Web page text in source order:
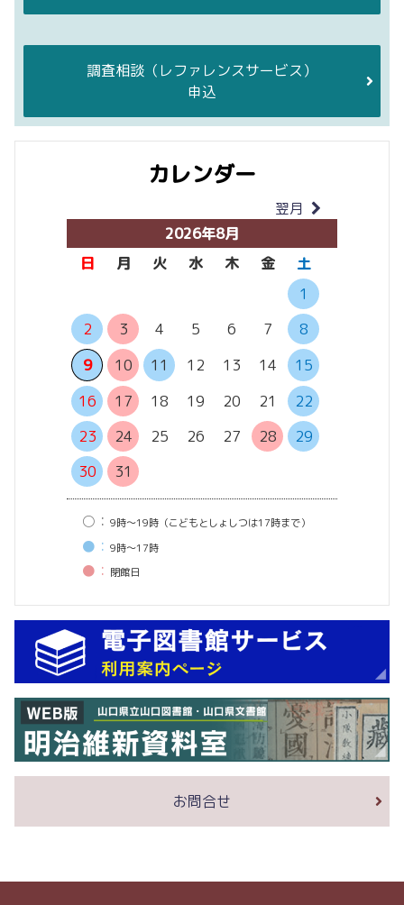
調査相談 （レファレンスサービス）
申込
カレンダー
翌月
2026年8月
日
月 火 水 木 金
土
1
2
3 4 5 6 7
8
9
10 11 12 13 14
15
16
17 18 19 20 21
22
23
24 25 26 27 28
29
30
31
○： 9時〜19時（こどもとしょしつは17時まで）
●： 9時〜17時
●： 閉館⽇
お問合せ